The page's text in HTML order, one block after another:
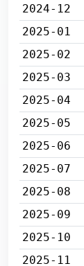
2024-12
2025-01
2025-02
2025-03
2025-04
2025-05
2025-06
2025-07
2025-08
2025-09
2025-10
2025-11